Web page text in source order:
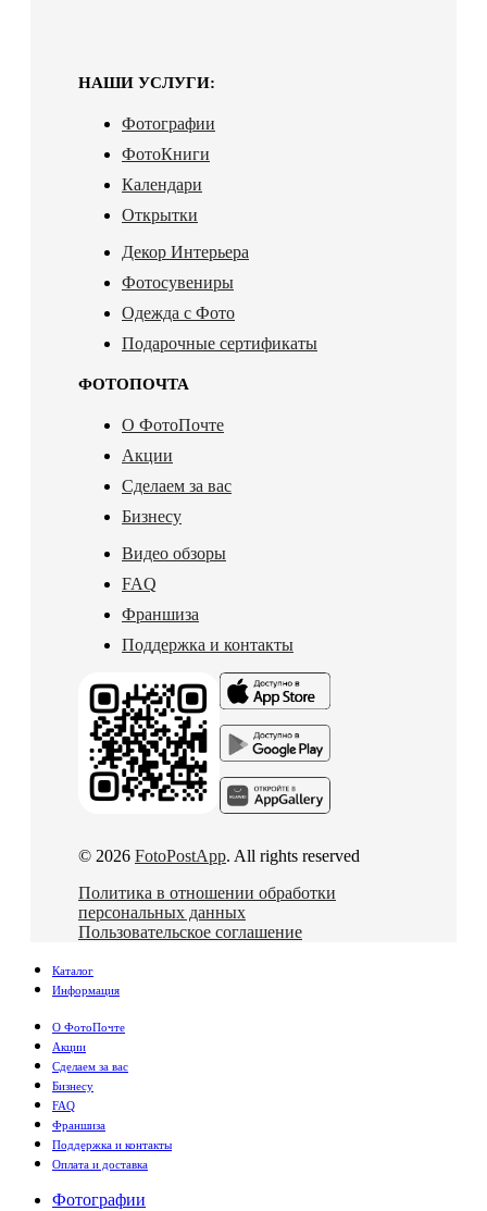
НАШИ УСЛУГИ:
Фотографии
ФотоКниги
Календари
Открытки
Декор Интерьера
Фотосувениры
Одежда с Фото
Подарочные сертификаты
ФОТОПОЧТА
О ФотоПочте
Акции
Сделаем за вас
Бизнесу
Видео обзоры
FAQ
Франшиза
Поддержка и контакты
© 2026 FotoPostApp. All rights reserved
Политика в отношении обработки
персональных данных
Пользовательское соглашение
Каталог
Информация
О ФотоПочте
Акции
Сделаем за вас
Бизнесу
FAQ
Франшиза
Поддержка и контакты
Оплата и доставка
Фотографии